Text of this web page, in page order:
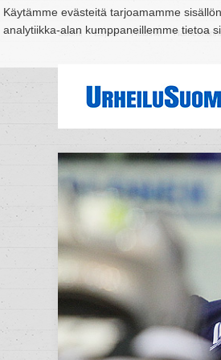
Käytämme evästeitä tarjoamamme
analytiikka-alan kumppaneillemme tietoa
Suomi Espoo Helsinki